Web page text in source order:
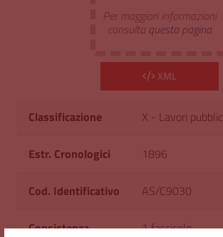
Per maggiori informazioni
consulta questa pagina
XML
Classificazione X - Lavori
Estr. Cronologici 1896
Cod. Identificativo AS/C9030
Consistenza 1 fascicolo